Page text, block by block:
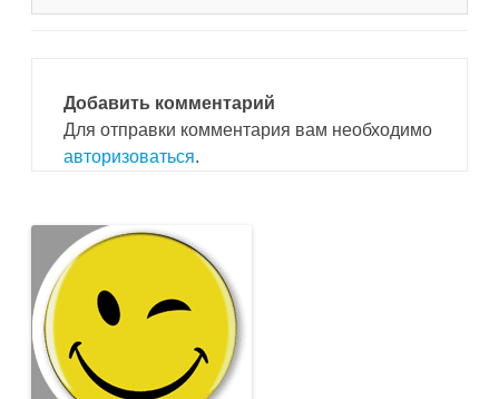
Добавить комментарий
Для отправки комментария вам необходимо
авторизоваться.